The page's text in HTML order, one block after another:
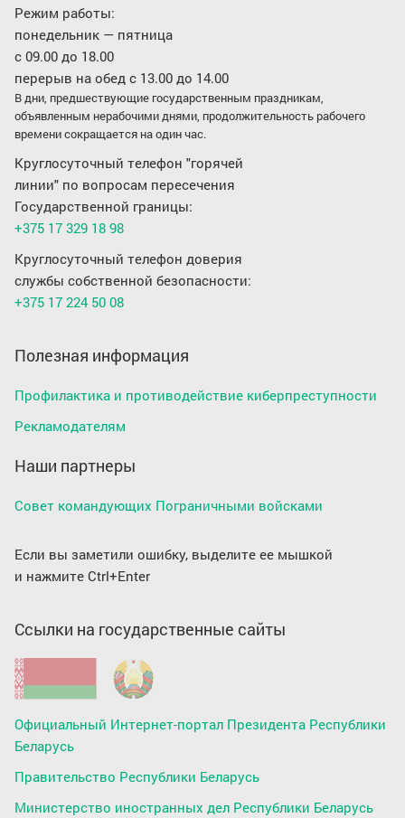
Режим работы:
понедельник — пятница
с 09.00 до 18.00
перерыв на обед с 13.00 до 14.00
В дни, предшествующие государственным праздникам,
объявленным нерабочими днями, продолжительность рабочего
времени сокращается на один час.
Круглосуточный телефон "горячей
линии" по вопросам пересечения
Государственной границы:
+375 17 329 18 98
Круглосуточный телефон доверия
службы собственной безопасности:
+375 17 224 50 08
Полезная информация
Профилактика и противодействие киберпреступности
Рекламодателям
Наши партнеры
Совет командующих Пограничными войсками
Если вы заметили ошибку, выделите ее мышкой
и нажмите Ctrl+Enter
Ссылки на государственные сайты
Официальный Интернет-портал Президента Республики
Беларусь
Правительство Республики Беларусь
Министерство иностранных дел Республики Беларусь